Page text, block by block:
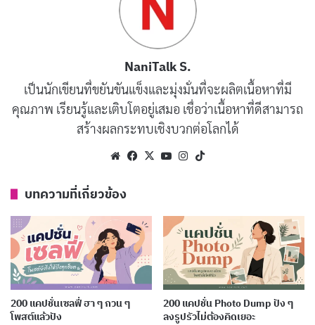
ให้เลือด เท่ากับให้ชีวิต คัดลอก
บริจาคเลือดวันนี้ ช่วยชีวิตคนพรุ่งนี้ คัดลอก
หนึ่งคนให้ หลายคนรับ คัดลอก
NaniTalk S.
เป็นนักเขียนที่ขยันขันแข็งและมุ่งมั่นที่จะผลิตเนื้อหาที่มี
คุณภาพ เรียนรู้และเติบโตอยู่เสมอ เชื่อว่าเนื้อหาที่ดีสามารถ
สร้างผลกระทบเชิงบวกต่อโลกได้
WebsiteFacebook
X YouTubeInstagram
บทความที่เกี่ยวข้อง
200 แคปชั่นเซลฟี่ ฮา ๆ กวน ๆ
โพสต์แล้วปัง
200 แคปชั่น Photo Dump ปัง ๆ
ลงรูปรัวไม่ต้องคิดเยอะ